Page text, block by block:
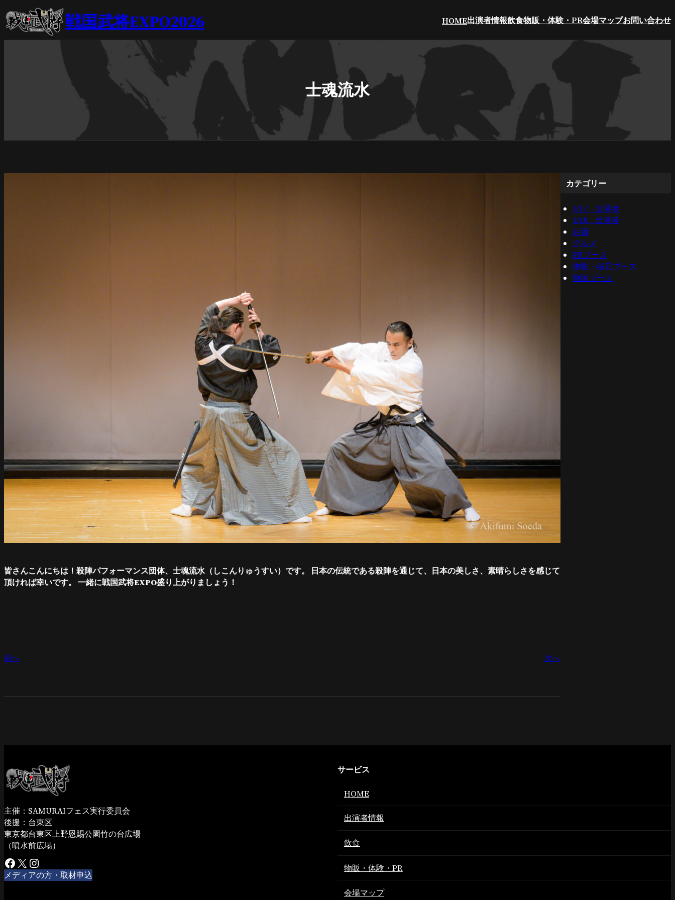
内
容
を
戦国武将EXPO2026 HOME出演者情報飲食物販・体験・PR会場マップお問い合わせ
士魂流水
皆さんこんにちは！殺陣パフォーマンス団体、士魂流水（しこんりゅうすい）です。 日本の伝統である殺陣を通じて、日本の美しさ、素晴らしさを感じて
頂ければ幸いです。 一緒に戦国武将EXPO盛り上がりましょう！
前へ 次へ
カテゴリー
1/17 出演者
1/18 出演者
お酒
グルメ
PRブース
体験・縁日ブース
物販ブース
主催：SAMURAIフェス実行委員会
後援：台東区
東京都台東区上野恩賜公園竹の台広場
（噴水前広場）
Facebook X Instagram
メディアの方・取材申込
サービス
HOME
出演者情報
飲食
物販・体験・PR
会場マップ